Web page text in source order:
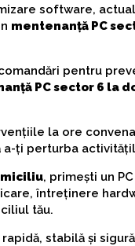
software,
mentenanță PC
pentru
PC sector 6 la
la ore
a-ți perturba
, primești un
întreținere
tău.
stabilă și